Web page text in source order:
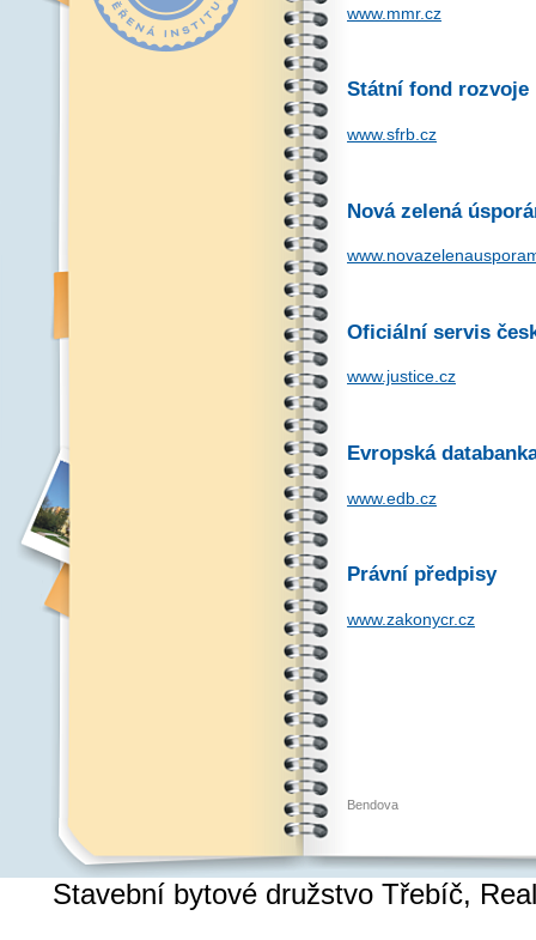
www.mmr.cz
Státní fond rozvoje
www.sfrb.cz
Nová zelená
Oficiální servis
www.justice.cz
Evropská
www.edb.cz
Právní předpisy
www.zakonycr.cz
Bendova
Stavební bytové družstvo Třebíč,